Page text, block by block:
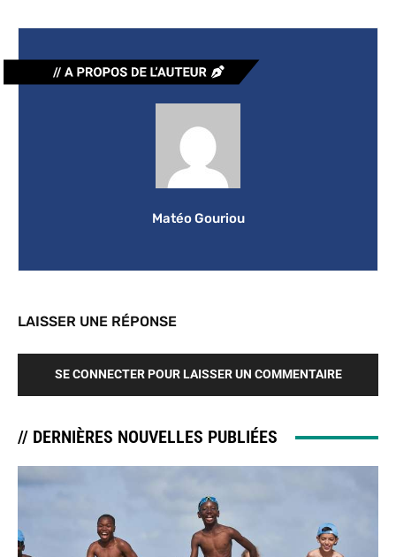
Matéo Gouriou
LAISSER UNE RÉPONSE
SE CONNECTER POUR LAISSER UN COMMENTAIRE
// DERNIÈRES NOUVELLES PUBLIÉES